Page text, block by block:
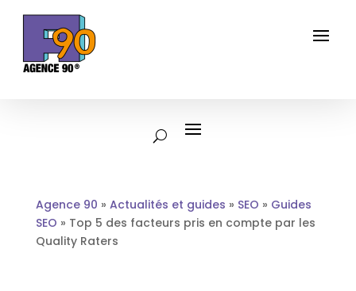
Agence 90 » Actualités et guides » SEO » Guides
SEO » Top 5 des facteurs pris en compte par les
Quality Raters